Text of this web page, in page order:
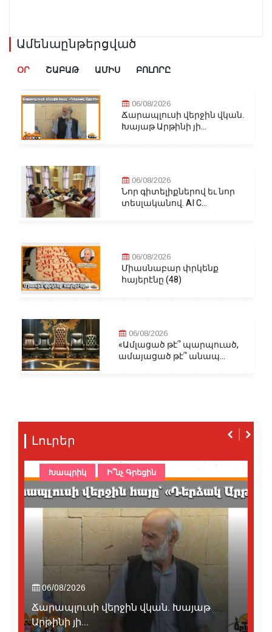
Ամենաընթերցված
ՕՐ ՇԱԲԱԹ ԱՄԻՍ ԲՈԼՈՐԸ
06/08/2026
Ճարապլուսի վերջին վկան.
Խայաթ Արթինի յի...
06/08/2026
Նոր գիտելիքներով եւ նոր
տեսլականով. AI C...
06/08/2026
Միասնաբար փրկենք
հայերէնը (48)
06/08/2026
«Ամլացած թէ՞ պարպուած,
ամայացած թէ՞ անապ...
Լուրեր
06/08/2026
Ճարապլուսի վերջին վկան. Խայաթ
Արթինի յի...
Խապրիկ Ի՞նչ Գրեցին